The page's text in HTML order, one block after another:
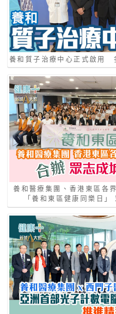
養和質子治療中心正式啟用
養和醫療集團、香港東區各
「養和東區健康同樂日